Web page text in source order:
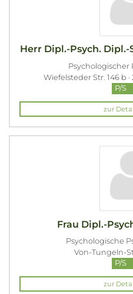
Herr Dipl.-Psych. Dipl.-
Psychologischer
Wiefelsteder Str. 146 b
P/S
zur
Frau Dipl.-
Psychologische
Von-Tungeln-
P/S
zur